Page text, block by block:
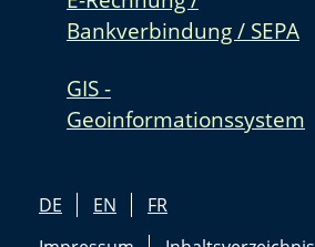
Bankverbindung / SEPA
GIS -
Geoinformationssystem
DE EN
FR